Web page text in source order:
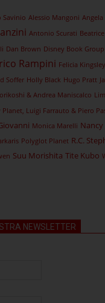
Savinio Alessio Mangoni
Antonio Scurati
Dan Brown Disney Book Group
Rampini Felicia Kingsley
Soffer Holly Black Hugo Pratt
& Andrea Maniscalco
Planet, Luigi Farrauto & Piero
Monica Marelli Nancy
Polyglot Planet R.C.
Suu Morishita Tite Kubo
NEWSLETTER